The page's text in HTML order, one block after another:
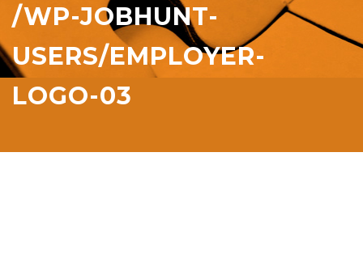
/WP-JOBHUNT-
USERS/EMPLOYER-
LOGO-03